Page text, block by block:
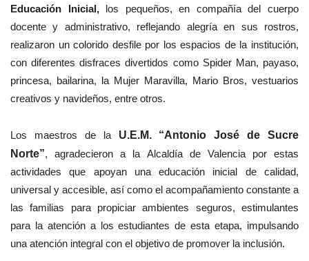
Educación Inicial,los pequeños, en compañía del cuerpo
docente y administrativo, reflejando alegría en sus rostros,
realizaron un colorido desfile por los espacios de la institución,
con diferentes disfraces divertidos como Spider Man, payaso,
princesa, bailarina, la Mujer Maravilla, Mario Bros, vestuarios
creativos y navideños, entre otros.
Los maestros de la U.E.M. “Antonio José de Sucre
Norte”, agradecieron a la Alcaldía de Valencia por estas
actividades que apoyan una educación inicial de calidad,
universal y accesible, así como el acompañamiento constante a
las familias para propiciar ambientes seguros, estimulantes
para la atención a los estudiantes de esta etapa, impulsando
una atención integral con el objetivo de promover la inclusión.